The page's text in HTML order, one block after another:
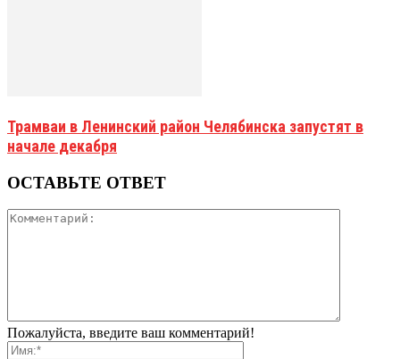
Трамваи в Ленинский район Челябинска запустят в
начале декабря
ОСТАВЬТЕ ОТВЕТ
Пожалуйста, введите ваш комментарий!